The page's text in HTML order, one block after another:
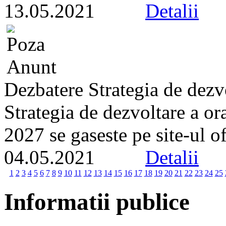
13.05.2021 Detalii
Dezbatere Strategia de
Strategia de dezvoltare a
2027 se gaseste pe site-ul
04.05.2021 Detalii
1 2 3 4 5 6 7 8 9 10 11 12 13 14 15 16 17 18 19 20 21 22 23 24 25
Informatii publice